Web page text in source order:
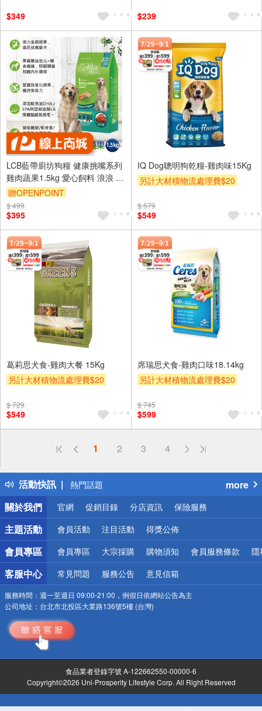
$349
（運費不算在 2000 元的範圍
內）
$239
LCB藍帶廚坊狗糧 健康挑嘴系列
雞肉蔬果1.5kg 愛心飼料 浪浪 團
購 全犬適用
贈OPENPOINT
$ 499
$395
IQ Dog聰明狗乾糧-雞肉味15Kg
另計大材積物流處理費$20
贈$200
$ 579
$549
葛莉思犬食-雞肉大餐 15Kg
另計大材積物流處理費$20
贈$200
$ 729
$549
席瑞思犬食-雞肉口味18.14kg
另計大材積物流處理費$20
贈$200
$ 745
$599
1 2 3 4
活動快訊
偏遠地區配送
得獎公告
熱門話題
銀行優惠
偏遠地區配送
詐騙網頁！請小心！
more
關於我們
官網 促銷目錄 分店資訊 保險服務
主題活動 會員活動 注目活動 得獎公佈
會員專區 會員專區 大宗採購 購物須知 會員服務條款 隱
客服中心 常見問題 服務公告 意見信箱
服務時間： 週一至週日 09:00-21:00，例假日依網站公告為主
公司地址： 台北市北投區大業路136號5樓 (台灣)
食品業者登錄字號 A-122662550-00000-6
Copyright©2026 Uni-Prosperity Lifestyle Corp. All Right Reserved